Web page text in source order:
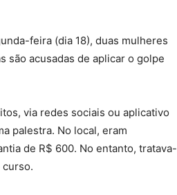
feira (dia 18), duas mulheres
são acusadas de aplicar o golpe
via redes sociais ou aplicativo
palestra. No local, eram
de R$ 600. No entanto, tratava-
curso.